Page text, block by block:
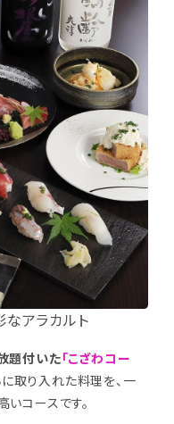
なアラカルト
題付いた「こざわコー
取り入れた料理を、一
コースです。